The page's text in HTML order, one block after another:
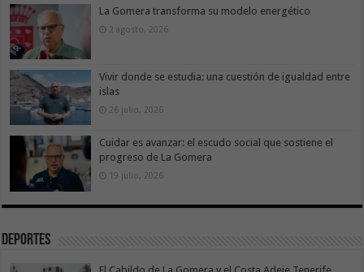
La Gomera transforma su modelo energético
2 agosto, 2026
Vivir donde se estudia: una cuestión de igualdad entre
islas
26 julio, 2026
Cuidar es avanzar: el escudo social que sostiene el
progreso de La Gomera
19 julio, 2026
Deportes